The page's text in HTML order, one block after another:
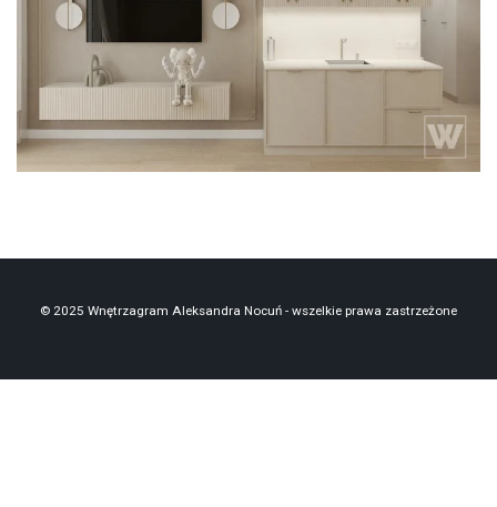
błękitne płytki egger kaszmirowy mieszkanie z lamelami
© 2025 Wnętrzagram Aleksandra Nocuń - wszelkie prawa zastrzeżone